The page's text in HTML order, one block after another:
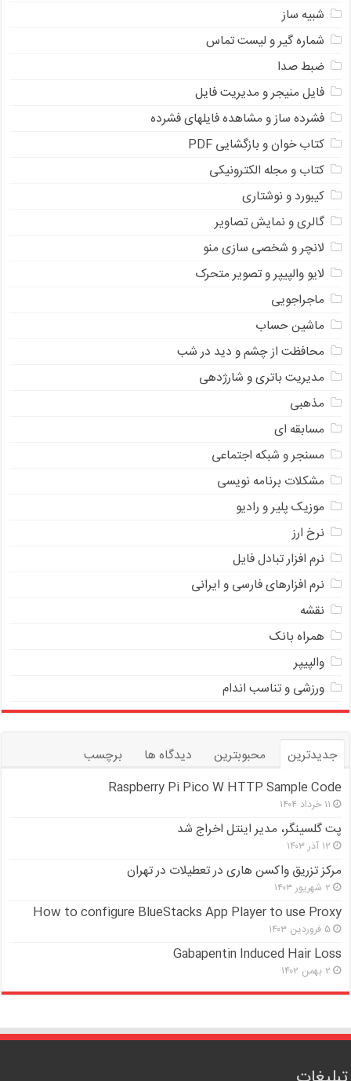
شبیه ساز
شماره گیر و لیست تماس
ضبط صدا
فایل منیجر و مدیریت فایل
فشرده ساز و مشاهده فایلهای فشرده
کتاب خوان و بازگشایی PDF
کتاب و مجله الکترونیکی
کیبورد و نوشتاری
گالری و نمایش تصاویر
لانچر و شخصی سازی منو
لایو والپیپر و تصویر متحرک
ماجراجویی
ماشین حساب
محافظت از چشم و دید در شب
مدیریت باتری و شارژدهی
مذهبی
مسابقه ای
مسنجر و شبکه اجتماعی
مشکلات برنامه نویسی
موزیک پلیر و رادیو
نرخ ارز
ﻧﺮﻡ ﺍﻓﺰﺍﺭ ﺗﺒﺎﺩﻝ ﻓﺎﻳﻞ
نرم افزارهای فارسی و ایرانی
نقشه
همراه بانک
والپیپر
ورزشی و تناسب اندام
جدیدترین محبوبترین دیدگاه ها
برچسب
Raspberry Pi Pico W HTTP Sample Code
۱۱ خرداد ۱۴۰۴
پت گلسینگر، مدیر اینتل اخراج شد
۱۲ آذر ۱۴۰۳
مرکز تزریق واکسن هاری در تعطیلات در تهران
۲ شهریور ۱۴۰۳
How to configure BlueStacks App Player to use Proxy
۵ فروردین ۱۴۰۳
Gabapentin Induced Hair Loss
۲ بهمن ۱۴۰۲